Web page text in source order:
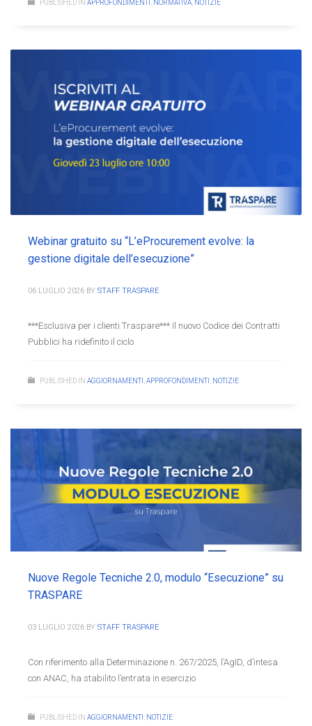
PUBLISHED IN APPROFONDIMENTI NORMATIVA NOTIZIE
Webinar gratuito su “L’eProcurement evolve: la
gestione digitale dell’esecuzione”
06 LUGLIO 2026 BY STAFF TRASPARE
***Esclusiva per i clienti Traspare*** Il nuovo Codice dei Contratti
Pubblici ha ridefinito il ciclo
PUBLISHED IN AGGIORNAMENTI APPROFONDIMENTI NOTIZIE
Nuove Regole Tecniche 2.0, modulo “Esecuzione” su
TRASPARE
03 LUGLIO 2026 BY STAFF TRASPARE
Con riferimento alla Determinazione n. 267/2025, l’AgID, d’intesa
con ANAC, ha stabilito l’entrata in esercizio
PUBLISHED IN AGGIORNAMENTI NOTIZIE